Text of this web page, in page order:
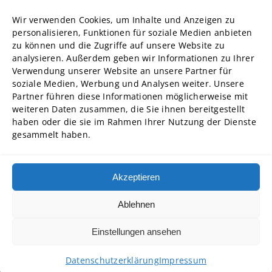
Wir verwenden Cookies, um Inhalte und Anzeigen zu
personalisieren, Funktionen für soziale Medien anbieten
zu können und die Zugriffe auf unsere Website zu
analysieren. Außerdem geben wir Informationen zu Ihrer
Verwendung unserer Website an unsere Partner für
soziale Medien, Werbung und Analysen weiter. Unsere
Partner führen diese Informationen möglicherweise mit
weiteren Daten zusammen, die Sie ihnen bereitgestellt
haben oder die sie im Rahmen Ihrer Nutzung der Dienste
gesammelt haben.
Akzeptieren
Ablehnen
Einstellungen ansehen
DatenschutzerklärungImpressum
Struktur und Organe
Stellenausschreibungen
Diversity Management
Hochschulpartner
ADG Business School an der Steinbeis-Hochschule GmbH
SBA | Management School der Steinbeis Hochschule
Steinbeis School of International Business and Entrepreneurship
(SIBE) GmbH
Steinbeis University – Schools of Next Practices GmbH